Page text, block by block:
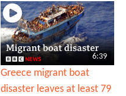
6:39
Greece migrant boat
disaster leaves at least 79